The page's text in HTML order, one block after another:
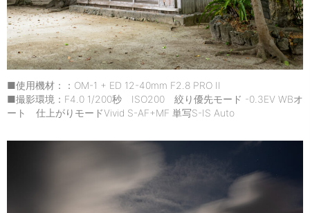
■使用機材：：OM-1 + ED 12-40mm F2.8 PRO II
■撮影環境：F4.0 1/200秒 ISO200 絞り優先モード -0.3EV WBオ
ート 仕上がりモードVivid S-AF+MF 単写S-IS Auto